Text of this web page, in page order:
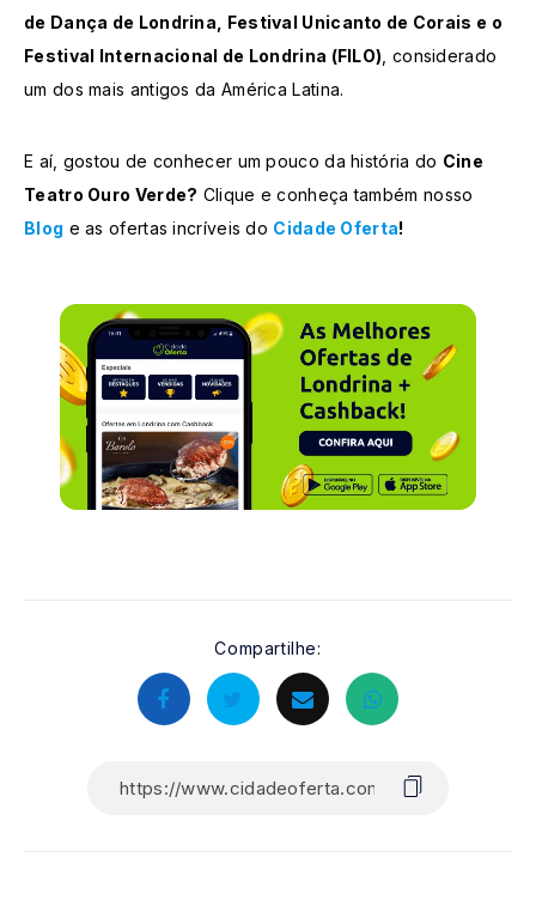
de Dança de Londrina, Festival Unicanto de Corais e o
Festival Internacional de Londrina (FILO) , considerado
um dos mais antigos da América Latina.
E aí, gostou de conhecer um pouco da história do Cine
Teatro Ouro Verde? Clique e conheça também nosso
Blog e as ofertas incríveis do Cidade Oferta!
Compartilhe: